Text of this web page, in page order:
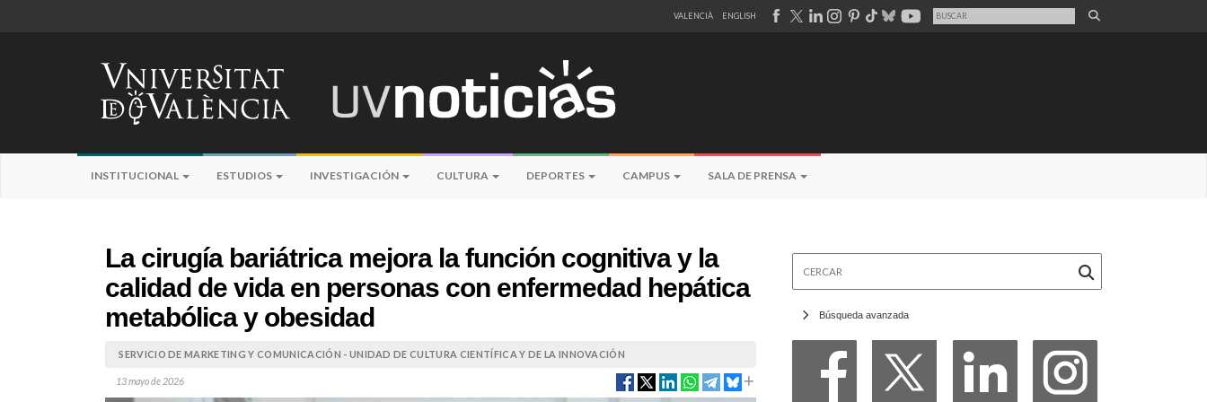
VALENCIÀ ENGLISH
INSTITUCIONAL ESTUDIOS INVESTIGACIÓN CULTURA DEPORTES CAMPUS SALA DE PRENSA
La cirugía bariátrica mejora la función cognitiva y la
calidad de vida en personas con enfermedad hepática
metabólica y obesidad
SERVICIO DE MARKETING Y COMUNICACIÓN - UNIDAD DE CULTURA CIENTÍFICA Y DE LA INNOVACIÓN
13 mayo de 2026
Búsqueda avanzada